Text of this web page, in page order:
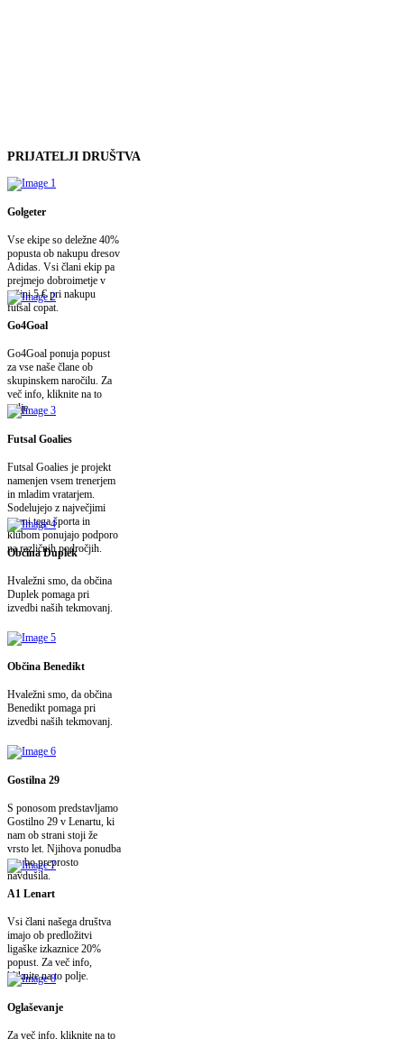
PRIJATELJI DRUŠTVA
Golgeter
Vse ekipe so deležne 40%
popusta ob nakupu dresov
Adidas. Vsi člani ekip pa
prejmejo dobroimetje v
višini 5 € pri nakupu
futsal copat.
Go4Goal
Go4Goal ponuja popust
za vse naše člane ob
skupinskem naročilu. Za
več info, kliknite na to
polje.
Futsal Goalies
Futsal Goalies je projekt
namenjen vsem trenerjem
in mladim vratarjem.
Sodelujejo z največjimi
imeni tega športa in
klubom ponujajo podporo
na različnih področjih.
Občina Duplek
Hvaležni smo, da občina
Duplek pomaga pri
izvedbi naših tekmovanj.
Občina Benedikt
Hvaležni smo, da občina
Benedikt pomaga pri
izvedbi naših tekmovanj.
Gostilna 29
S ponosom predstavljamo
Gostilno 29 v Lenartu, ki
nam ob strani stoji že
vrsto let. Njihova ponudba
vas bo preprosto
navdušila.
A1 Lenart
Vsi člani našega društva
imajo ob predložitvi
ligaške izkaznice 20%
popust. Za več info,
kliknite na to polje.
Oglaševanje
Za več info, kliknite na to